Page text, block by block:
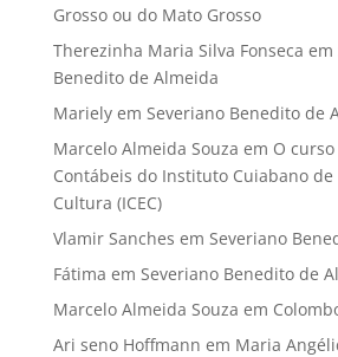
Grosso ou do Mato Grosso
Therezinha Maria Silva Fonseca em
Benedito de Almeida
Marielyem Severiano Benedito de
Marcelo Almeida Souza em O
Contábeis do Instituto Cuiabano de
Cultura (ICEC)
Vlamir Sanches em Severiano
Fátima em Severiano Benedito de
Marcelo Almeida Souza em
Ari seno Hoffmann em Maria